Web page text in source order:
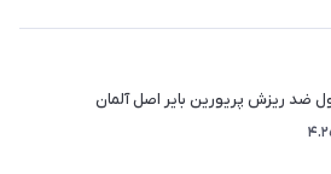
ضد ریزش پریورین بایر اصل آلمان